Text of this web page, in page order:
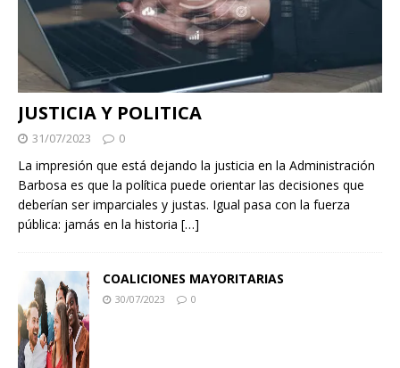
JUSTICIA Y POLITICA
31/07/2023 0
La impresión que está dejando la justicia en la Administración
Barbosa es que la política puede orientar las decisiones que
deberían ser imparciales y justas. Igual pasa con la fuerza
pública: jamás en la historia […]
COALICIONES MAYORITARIAS
30/07/2023 0